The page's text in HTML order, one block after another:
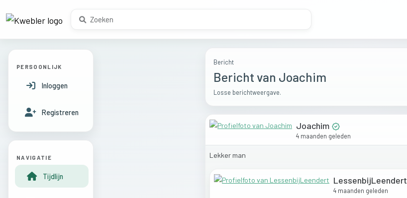
Bericht
Bericht van Joachim
Losse berichtweergave.
Joachim
4 maanden geleden
Lekker man
LessenbijLeendert
4 maanden geleden
PERSOONLIJK
Inloggen
Registreren
NAVIGATIE
Tijdlijn